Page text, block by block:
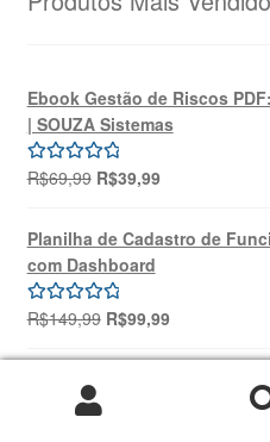
Ebook Gestão de Riscos
| SOUZA Sistemas
Avaliação
R$69,99 O
original
era:
R$69,99.
R$39,99O
atual
é:
Planilha de Cadastro de
com Dashboard
Avaliação
R$149,99 O
R$99,99O
Equipamentos | Excel
Pesquisar
Pesquisar